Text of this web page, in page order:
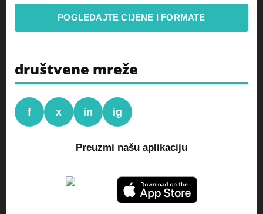
POGLEDAJTE CIJENE I FORMATE
društvene mreže
f x in ig
Preuzmi našu aplikaciju